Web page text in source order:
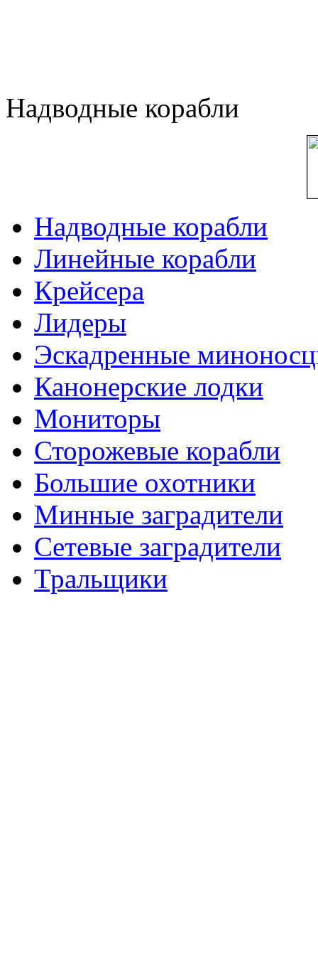
Надводные корабли
Надводные корабли
Линейные корабли
Крейсера
Лидеры
Эскадренные
Канонерские лодки
Мониторы
Сторожевые корабли
Большие охотники
Минные заградители
Сетевые заградители
Тральщики